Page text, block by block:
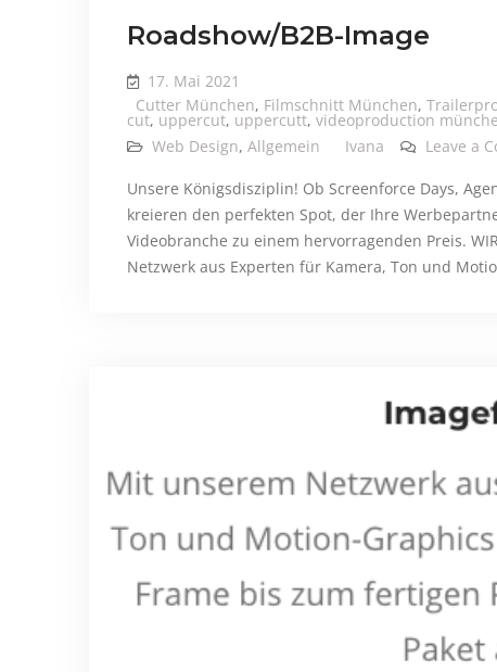
Roadshow/B2B-Image
17. Mai 2021
Cutter München, Filmschnitt München,
cut, uppercut, uppercutt, videoproduction
Web Design, Allgemein Ivana Leave a
Unsere Königsdisziplin! Ob Screenforce Days,
kreieren den perfekten Spot, der Ihre
Videobranche zu einem hervorragenden Preis.
Netzwerk aus Experten für Kamera, Ton und